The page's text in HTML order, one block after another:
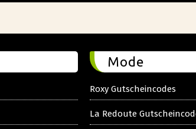
Mode
Roxy Gutscheincodes
La Redoute